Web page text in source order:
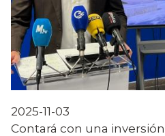
2025-11-03
Contará con una